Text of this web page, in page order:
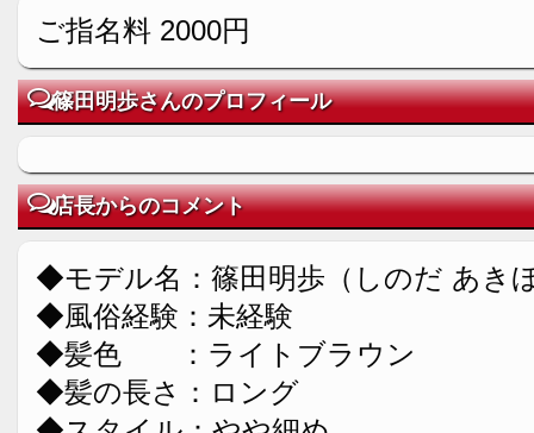
ご指名料 2000円
篠田明歩さんのプロフィール
店長からのコメント
◆モデル名：篠田明歩（しのだ あき
◆風俗経験：未経験
◆髪色 ：ライトブラウン
◆髪の長さ：ロング